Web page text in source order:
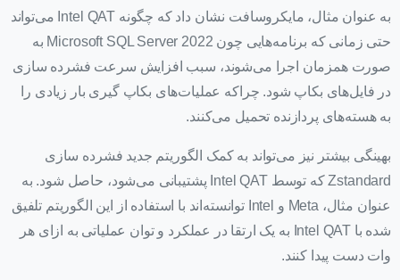
به عنوان مثال، مایکروسافت نشان داد که چگونه Intel QAT می‌تواند
حتی زمانی که برنامه‌هایی چون Microsoft SQL Server 2022 به
صورت همزمان اجرا می‌شوند، سبب افزایش سرعت فشرده سازی
در فایل‌های بکاپ شود. چراکه عملیات‌های بکاپ گیری بار زیادی را
به هسته‌های پردازنده تحمیل می‌کنند.
بهینگی بیشتر نیز می‌تواند به کمک الگوریتم جدید فشرده سازی
Zstandard که توسط Intel QAT پشتیبانی می‌شود، حاصل شود. به
عنوان مثال، Meta و Intel توانسته‌اند با استفاده از این الگوریتم تلفیق
شده با Intel QAT به یک ارتقا در عملکرد و توان عملیاتی به ازای هر
وات دست پیدا کنند.